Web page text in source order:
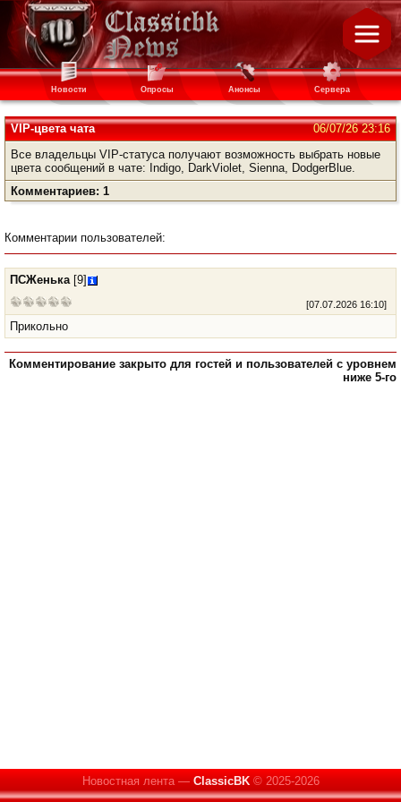
Новости Опросы Анонсы Сервера
VIP-цвета чата
06/07/26 23:16
Все владельцы VIP-статуса получают возможность выбрать новые
цвета сообщений в чате: Indigo, DarkViolet, Sienna, DodgerBlue.
Комментариев: 1
Комментарии пользователей:
ПСЖенька[9]
[07.07.2026 16:10]
Прикольно
Комментирование закрыто для гостей и пользователей с уровнем
ниже 5-го
Новостная лента —ClassicBK © 2025-2026